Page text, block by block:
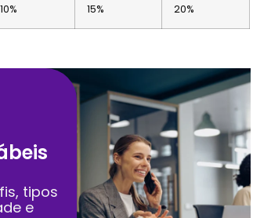
10%
15%
20%
tipos
e